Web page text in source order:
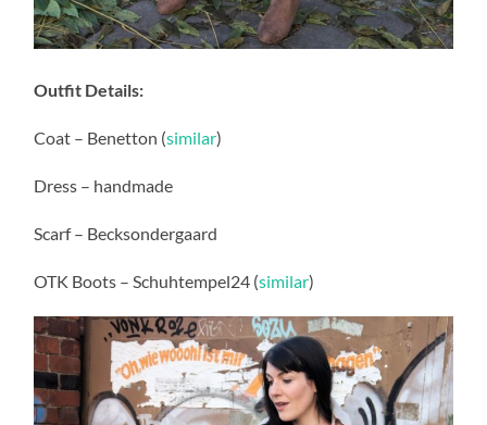
Outfit Details:
Coat – Benetton (similar)
Dress – handmade
Scarf – Becksondergaard
OTK Boots – Schuhtempel24 (similar)